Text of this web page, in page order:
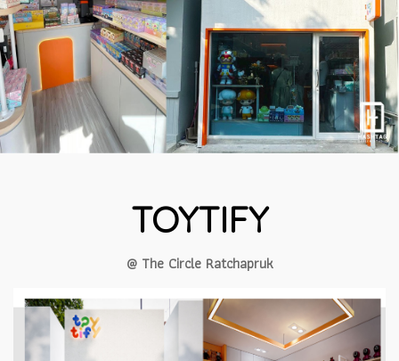
TOYTIFY
@ The Circle Ratchapruk